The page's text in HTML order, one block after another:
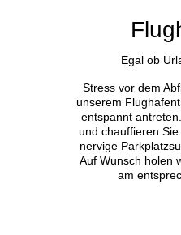
Egal ob
Stress vor dem
unserem
entspannt
und chauffieren
nervige
Auf Wunsch holen
am